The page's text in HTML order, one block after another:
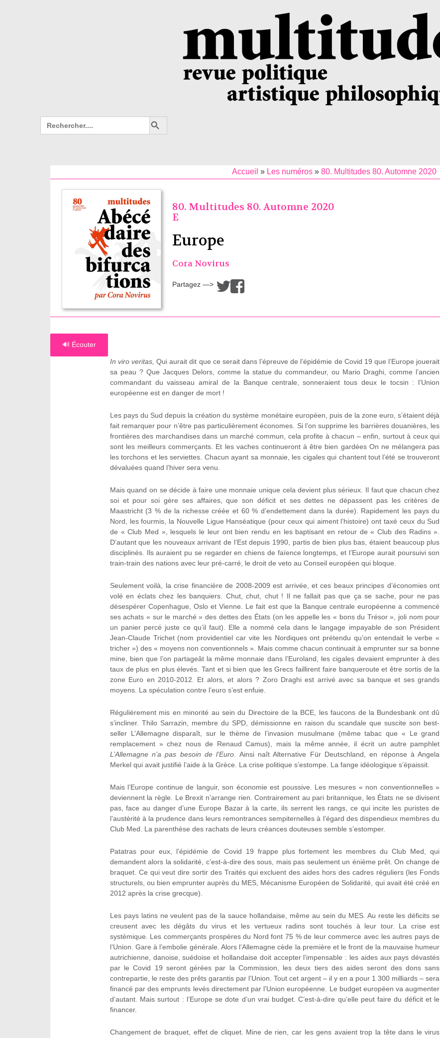
Search
for:
Search Button
Accueil » Les numéros »80. Multitudes 80. Automne 2020
80. Multitudes 80. Automne 2020
E
Europe
Cora Novirus
Partagez —> /
🔊 Écouter
In viro veritas, Qui aurait dit que ce serait dans l’épreuve de l’épidémie de Covid 19 que l’Europe jouerait
sa peau ? Que Jacques Delors, comme la statue du commandeur, ou Mario Draghi, comme l’ancien
commandant du vaisseau amiral de la Banque centrale, sonneraient tous deux le tocsin : l’Union
européenne est en danger de mort !
Les pays du Sud depuis la création du système monétaire européen, puis de la zone euro, s’étaient déjà
fait remarquer pour n’être pas particulièrement économes. Si l’on supprime les barrières douanières, les
frontières des marchandises dans un marché commun, cela profite à chacun – enfin, surtout à ceux qui
sont les meilleurs commerçants. Et les vaches continueront à être bien gardées On ne mélangera pas
les torchons et les serviettes. Chacun ayant sa monnaie, les cigales qui chantent tout l’été se trouveront
dévaluées quand l’hiver sera venu.
Mais quand on se décide à faire une monnaie unique cela devient plus sérieux. Il faut que chacun chez
soi et pour soi gère ses affaires, que son déficit et ses dettes ne dépassent pas les critères de
Maastricht (3 % de la richesse créée et 60 % d’endettement dans la durée). Rapidement les pays du
Nord, les fourmis, la Nouvelle Ligue Hanséatique (pour ceux qui aiment l’histoire) ont taxé ceux du Sud
de « Club Med », lesquels le leur ont bien rendu en les baptisant en retour de « Club des Radins ».
D’autant que les nouveaux arrivant de l’Est depuis 1990, partis de bien plus bas, étaient beaucoup plus
disciplinés. Ils auraient pu se regarder en chiens de faïence longtemps, et l’Europe aurait poursuivi son
train-train des nations avec leur pré-carré, le droit de veto au Conseil européen qui bloque.
Seulement voilà, la crise financière de 2008-2009 est arrivée, et ces beaux principes d’économies ont
volé en éclats chez les banquiers. Chut, chut, chut ! Il ne fallait pas que ça se sache, pour ne pas
désespérer Copenhague, Oslo et Vienne. Le fait est que la Banque centrale européenne a commencé
ses achats « sur le marché » des dettes des États (on les appelle les « bons du Trésor », joli nom pour
un panier percé juste ce qu’il faut). Elle a nommé cela dans le langage impayable de son Président
Jean-Claude Trichet (nom providentiel car vite les Nordiques ont prétendu qu’on entendait le verbe «
tricher ») des « moyens non conventionnels ». Mais comme chacun continuait à emprunter sur sa bonne
mine, bien que l’on partageât la même monnaie dans l’Euroland, les cigales devaient emprunter à des
taux de plus en plus élevés. Tant et si bien que les Grecs faillirent faire banqueroute et être sortis de la
zone Euro en 2010-2012. Et alors, et alors ? Zoro Draghi est arrivé avec sa banque et ses grands
moyens. La spéculation contre l’euro s’est enfuie.
Régulièrement mis en minorité au sein du Directoire de la BCE, les faucons de la Bundesbank ont dû
s’incliner. Thilo Sarrazin, membre du SPD, démissionne en raison du scandale que suscite son best-
seller L’Allemagne disparaît, sur le thème de l’invasion musulmane (même tabac que « Le grand
remplacement » chez nous de Renaud Camus), mais la même année, il écrit un autre pamphlet
L’Allemagne n’a pas besoin de l’Euro . Ainsi naît Alternative Für Deutschland, en réponse à Angela
Merkel qui avait justifié l’aide à la Grèce. La crise politique s’estompe. La fange idéologique s’épaissit.
Mais l’Europe continue de languir, son économie est poussive. Les mesures « non conventionnelles »
deviennent la règle. Le Brexit n’arrange rien. Contrairement au pari britannique, les États ne se divisent
pas, face au danger d’une Europe Bazar à la carte, ils serrent les rangs, ce qui incite les puristes de
l’austérité à la prudence dans leurs remontrances sempiternelles à l’égard des dispendieux membres du
Club Med. La parenthèse des rachats de leurs créances douteuses semble s’estomper.
Patatras pour eux, l’épidémie de Covid 19 frappe plus fortement les membres du Club Med, qui
demandent alors la solidarité, c’est-à-dire des sous, mais pas seulement un énième prêt. On change de
braquet. Ce qui veut dire sortir des Traités qui excluent des aides hors des cadres réguliers (les Fonds
structurels, ou bien emprunter auprès du MES, Mécanisme Européen de Solidarité, qui avait été créé en
2012 après la crise grecque).
Les pays latins ne veulent pas de la sauce hollandaise, même au sein du MES. Au reste les déficits se
creusent avec les dégâts du virus et les vertueux radins sont touchés à leur tour. La crise est
systémique. Les commerçants prospères du Nord font 75 % de leur commerce avec les autres pays de
l’Union. Gare à l’embolie générale. Alors l’Allemagne cède la première et le front de la mauvaise humeur
autrichienne, danoise, suédoise et hollandaise doit accepter l’impensable : les aides aux pays dévastés
par le Covid 19 seront gérées par la Commission, les deux tiers des aides seront des dons sans
contrepartie, le reste des prêts garantis par l’Union. Tout cet argent – il y en a pour 1 300 milliards – sera
financé par des emprunts levés directement par l’Union européenne. Le budget européen va augmenter
d’autant. Mais surtout : l’Europe se dote d’un vrai budget. C’est-à-dire qu’elle peut faire du déficit et le
financer.
Changement de braquet, effet de cliquet. Mine de rien, car les gens avaient trop la tête dans le virus